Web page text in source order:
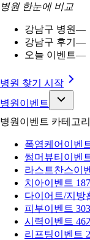
병원 한눈에 비교
강남구 병원—
강남구 후기 —
오늘 이벤트—
병원 찾기 시작
병원이벤트
병원이벤트 카테고리
폭염케어 이벤
썸머뷰티 이벤
라스트찬스이
치아이벤트
다이어트/지방
피부이벤트
시력이벤트 46
리프팅이벤트